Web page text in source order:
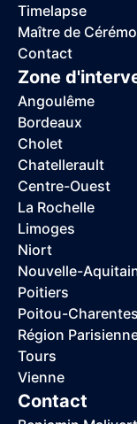
Timelapse
Maître de
Contact
Zone
Angoulême
Bordeaux
Cholet
Chatellerault
Centre-Ouest
La Rochelle
Limoges
Niort
Nouvelle-
Poitiers
Poitou-Charentes
Région
Tours
Vienne
Contact